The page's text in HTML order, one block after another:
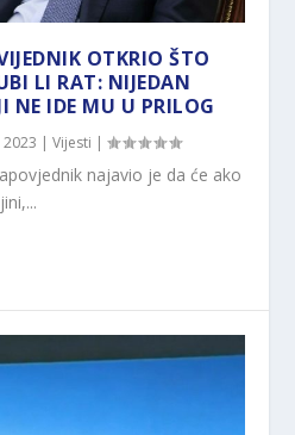
OTKRIO ŠTO
LI RAT: NIJEDAN
NE IDE MU U PRILOG
2023 |Vijesti |
najavio je da će ako